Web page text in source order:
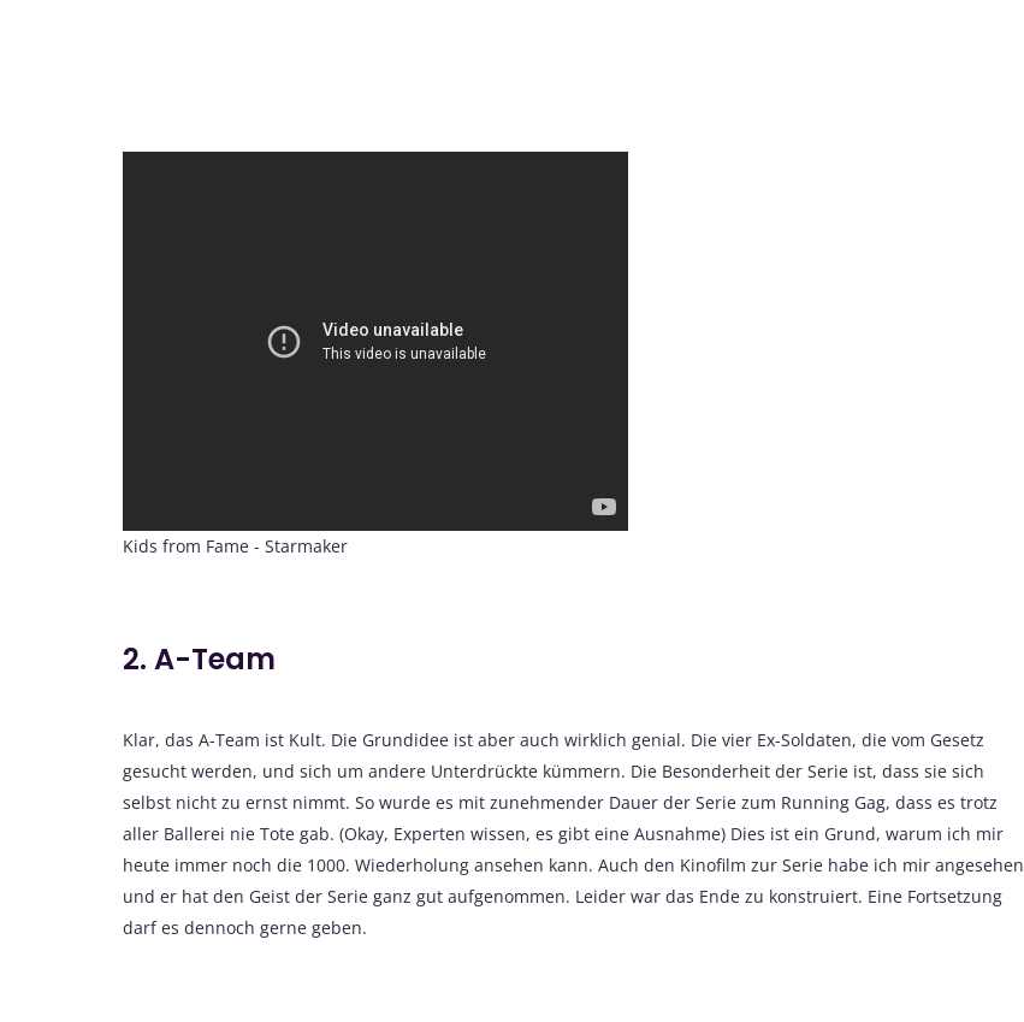
Kids from Fame - Starmaker
2. A-Team
Klar, das A-Team ist Kult. Die Grundidee ist aber auch wirklich genial. Die vier Ex-Soldaten, die vom Gesetz
gesucht werden, und sich um andere Unterdrückte kümmern. Die Besonderheit der Serie ist, dass sie sich
selbst nicht zu ernst nimmt. So wurde es mit zunehmender Dauer der Serie zum Running Gag, dass es trotz
aller Ballerei nie Tote gab. (Okay, Experten wissen, es gibt eine Ausnahme) Dies ist ein Grund, warum ich mir
heute immer noch die 1000. Wiederholung ansehen kann. Auch den Kinofilm zur Serie habe ich mir angesehen
und er hat den Geist der Serie ganz gut aufgenommen. Leider war das Ende zu konstruiert. Eine Fortsetzung
darf es dennoch gerne geben.